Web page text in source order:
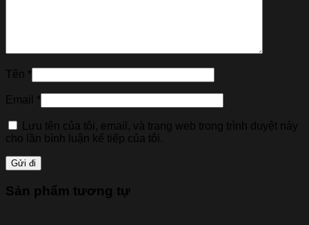
Tên *
Email *
Lưu tên của tôi, email, và trang web trong trình duyệt này
cho lần bình luận kế tiếp của tôi.
Sản phẩm tương tự